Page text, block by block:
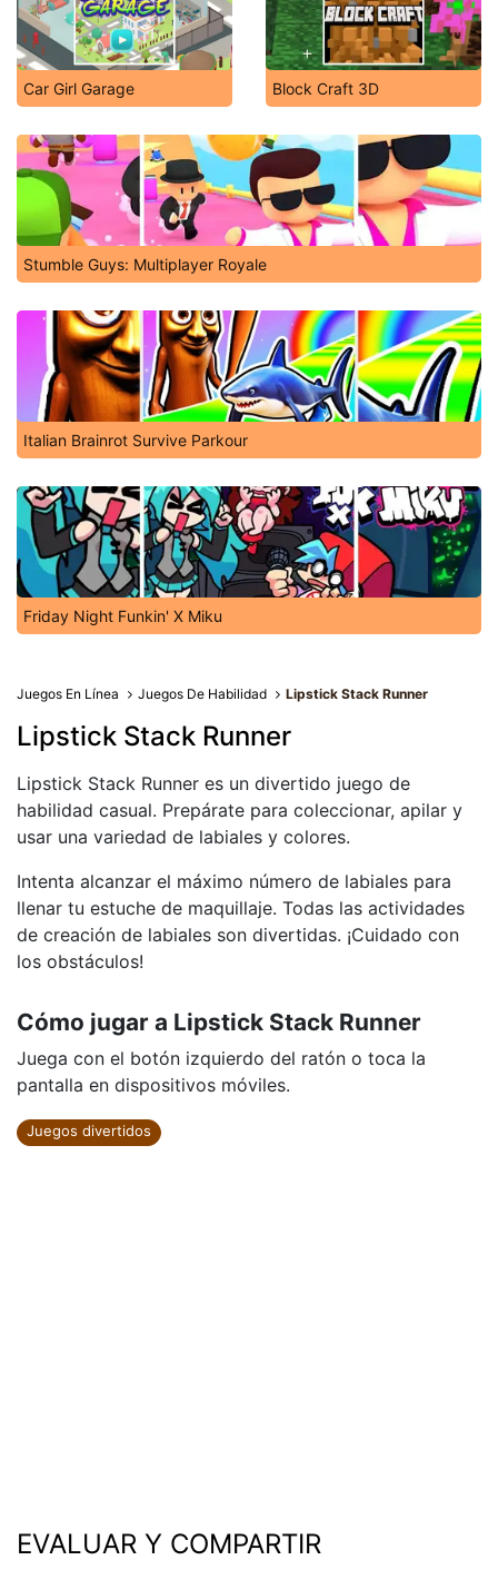
Car Girl Garage Block Craft 3D
Stumble Guys: Multiplayer Royale
Italian Brainrot Survive Parkour
Friday Night Funkin' X Miku
Juegos En Línea Juegos De Habilidad Lipstick Stack Runner
Lipstick Stack Runner
Lipstick Stack Runner es un divertido juego de
habilidad casual. Prepárate para coleccionar, apilar y
usar una variedad de labiales y colores.
Intenta alcanzar el máximo número de labiales para
llenar tu estuche de maquillaje. Todas las actividades
de creación de labiales son divertidas. ¡Cuidado con
los obstáculos!
Cómo jugar a Lipstick Stack Runner
Juega con el botón izquierdo del ratón o toca la
pantalla en dispositivos móviles.
Juegos divertidos
EVALUAR Y COMPARTIR